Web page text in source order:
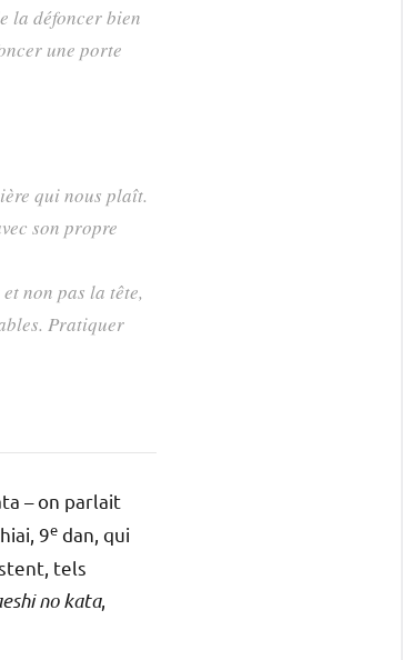
la défoncer bien
une porte
qui nous plaît.
son propre
non pas la tête,
Pratiquer
– on parlait
9e dan, qui
tels
no kata,